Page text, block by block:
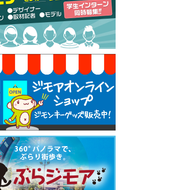
焼き餃子 一皿サービス（餃子
酒場たっちゃん 西早稲田
店）
[有効期限]2026年9月30日